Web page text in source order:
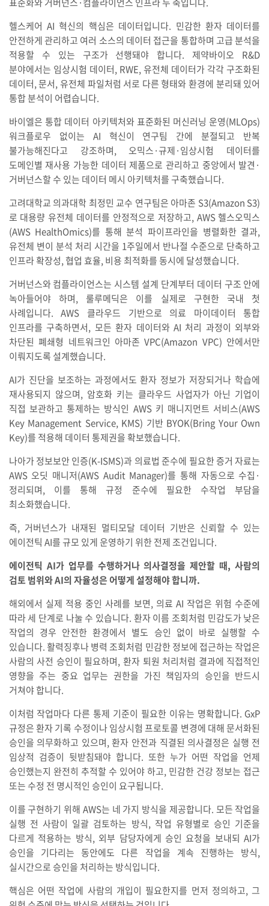
헬스케어 AI 혁신의 핵심은 데이터입니다. 민감한 환자 데이터를
안전하게 관리하고 여러 소스의 데이터 접근을 통합하며 고급 분석을
적용할 수 있는 구조가 선행돼야 합니다. 제약바이오 R&D
분야에서는 임상시험 데이터, RWE, 유전체 데이터가 각각 구조화된
데이터, 문서, 유전체 파일처럼 서로 다른 형태와 환경에 분리돼 있어
통합 분석이 어렵습니다.
바이엘은 통합 데이터 아키텍처와 표준화된 머신러닝 운영(MLOps)
워크플로우 없이는 AI 혁신이 연구팀 간에 분절되고 반복
불가능해진다고 강조하며, 오믹스·규제·임상시험 데이터를
도메인별 재사용 가능한 데이터 제품으로 관리하고 중앙에서 발견·
거버넌스할 수 있는 데이터 메시 아키텍처를 구축했습니다.
고려대학교 의과대학 최정민 교수 연구팀은 아마존 S3(Amazon S3)
로 대용량 유전체 데이터를 안정적으로 저장하고, AWS 헬스오믹스
(AWS HealthOmics)를 통해 분석 파이프라인을 병렬화한 결과,
유전체 변이 분석 처리 시간을 1주일에서 반나절 수준으로 단축하고
인프라 확장성, 협업 효율, 비용 최적화를 동시에 달성했습니다.
거버넌스와 컴플라이언스는 시스템 설계 단계부터 데이터 구조 안에
녹아들어야 하며, 룰루메딕은 이를 실제로 구현한 국내 첫
사례입니다. AWS 클라우드 기반으로 의료 마이데이터 통합
인프라를 구축하면서, 모든 환자 데이터와 AI 처리 과정이 외부와
차단된 폐쇄형 네트워크인 아마존 VPC(Amazon VPC) 안에서만
이뤄지도록 설계했습니다.
AI가 진단을 보조하는 과정에서도 환자 정보가 저장되거나 학습에
재사용되지 않으며, 암호화 키는 클라우드 사업자가 아닌 기업이
직접 보관하고 통제하는 방식인 AWS 키 매니지먼트 서비스(AWS
Key Management Service, KMS) 기반 BYOK(Bring Your Own
Key)를 적용해 데이터 통제권을 확보했습니다.
나아가 정보보안 인증(K-ISMS)과 의료법 준수에 필요한 증거 자료는
AWS 오딧 매니저(AWS Audit Manager)를 통해 자동으로 수집·
정리되며, 이를 통해 규정 준수에 필요한 수작업 부담을
최소화했습니다.
즉, 거버넌스가 내재된 멀티모달 데이터 기반은 신뢰할 수 있는
에이전틱 AI를 규모 있게 운영하기 위한 전제 조건입니다.
에이전틱 AI가 업무를 수행하거나 의사결정을 제안할 때, 사람의
검토 범위와 AI의 자율성은 어떻게 설정해야 합니까.
해외에서 실제 적용 중인 사례를 보면, 의료 AI 작업은 위험 수준에
따라 세 단계로 나눌 수 있습니다. 환자 이름 조회처럼 민감도가 낮은
작업의 경우 안전한 환경에서 별도 승인 없이 바로 실행할 수
있습니다. 활력징후나 병력 조회처럼 민감한 정보에 접근하는 작업은
사람의 사전 승인이 필요하며, 환자 퇴원 처리처럼 결과에 직접적인
영향을 주는 중요 업무는 권한을 가진 책임자의 승인을 반드시
거쳐야 합니다.
이처럼 작업마다 다른 통제 기준이 필요한 이유는 명확합니다. GxP
규정은 환자 기록 수정이나 임상시험 프로토콜 변경에 대해 문서화된
승인을 의무화하고 있으며, 환자 안전과 직결된 의사결정은 실행 전
임상적 검증이 뒷받침돼야 합니다. 또한 누가 어떤 작업을 언제
승인했는지 완전히 추적할 수 있어야 하고, 민감한 건강 정보는 접근
또는 수정 전 명시적인 승인이 요구됩니다.
이를 구현하기 위해 AWS는 네 가지 방식을 제공합니다. 모든 작업을
실행 전 사람이 일괄 검토하는 방식, 작업 유형별로 승인 기준을
다르게 적용하는 방식, 외부 담당자에게 승인 요청을 보내되 AI가
승인을 기다리는 동안에도 다른 작업을 계속 진행하는 방식,
실시간으로 승인을 처리하는 방식입니다.
핵심은 어떤 작업에 사람의 개입이 필요한지를 먼저 정의하고, 그